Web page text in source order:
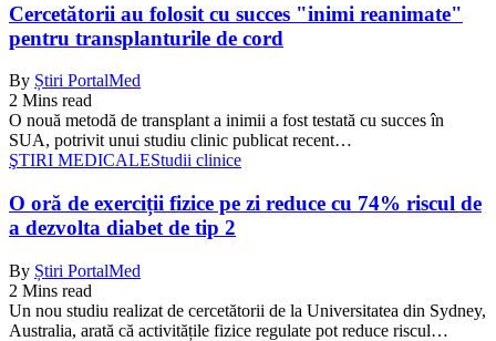
Cercetătorii au folosit cu succes "inimi reanimate"
pentru transplanturile de cord
By Știri PortalMed
2 Mins read
O nouă metodă de transplant a inimii a fost testată cu succes în
SUA, potrivit unui studiu clinic publicat recent…
ŞTIRI MEDICALEStudii clinice
O oră de exerciții fizice pe zi reduce cu 74% riscul de
a dezvolta diabet de tip 2
By Știri PortalMed
2 Mins read
Un nou studiu realizat de cercetătorii de la Universitatea din Sydney,
Australia, arată că activitățile fizice regulate pot reduce riscul…